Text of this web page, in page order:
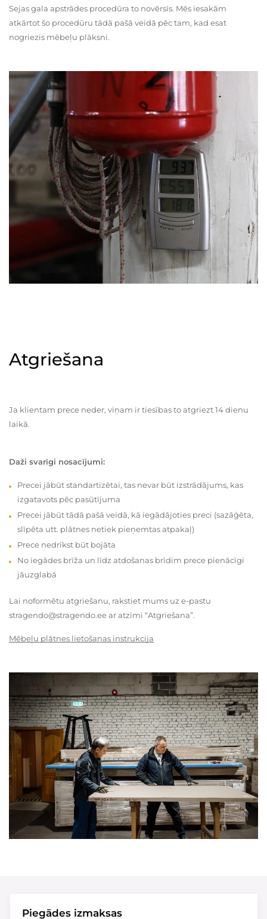
Sejas gala apstrādes procedūra to novērsīs. Mēs iesakām
atkārtot šo procedūru tādā pašā veidā pēc tam, kad esat
nogriezis mēbeļu plāksni.
Atgriešana
Ja klientam prece neder, viņam ir tiesības to atgriezt 14 dienu
laikā.
Daži svarīgi nosacījumi:
Precei jābūt standartizētai, tas nevar būt izstrādājums, kas
izgatavots pēc pasūtījuma
Precei jābūt tādā pašā veidā, kā iegādājoties preci (sazāģēta,
slīpēta utt. plātnes netiek pieņemtas atpakaļ)
Prece nedrīkst būt bojāta
No iegādes brīža un līdz atdošanas brīdim prece pienācīgi
jāuzglabā
Lai noformētu atgriešanu, rakstiet mums uz e-pastu
stragendo@stragendo.ee ar atzīmi “Atgriešana”.
Mēbeļu plātnes lietošanas instrukcija
Piegādes izmaksas